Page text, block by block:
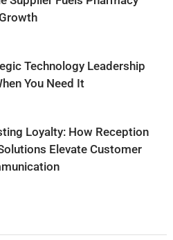
Growth
Technology Leadership
You Need It
Loyalty: How Reception
Elevate Customer